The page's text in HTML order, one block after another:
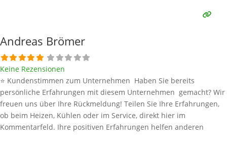
Andreas Brömer
Keine Rezensionen
⭐ Kundenstimmen zum Unternehmen Haben Sie bereits
persönliche Erfahrungen mit diesem Unternehmen gemacht? Wir
freuen uns über Ihre Rückmeldung! Teilen Sie Ihre Erfahrungen,
ob beim Heizen, Kühlen oder im Service, direkt hier im
Kommentarfeld. Ihre positiven Erfahrungen helfen anderen